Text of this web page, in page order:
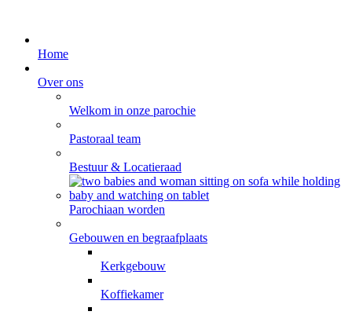
Home
Over ons
Welkom in onze parochie
Pastoraal team
Bestuur & Locatieraad
Parochiaan worden
Gebouwen en begraafplaats
Kerkgebouw
Koffiekamer